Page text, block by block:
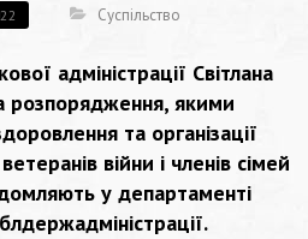
Суспільство
адміністрації Світлана
розпорядження, якими
та організації
війни і членів сімей
у департаменті